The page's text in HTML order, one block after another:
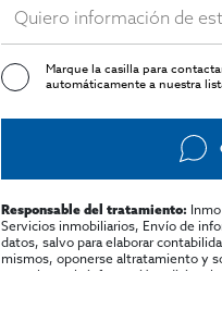
Marque la casilla para
automáticamente a nuestra
Responsable del tratamiento:
Servicios inmobiliarios, Envío de
datos, salvo para elaborar
mismos, oponerse altratamiento y
consultarse la información